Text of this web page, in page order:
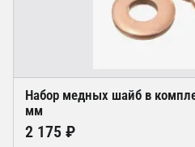
Набор медных шайб в
мм
2 175 ₽